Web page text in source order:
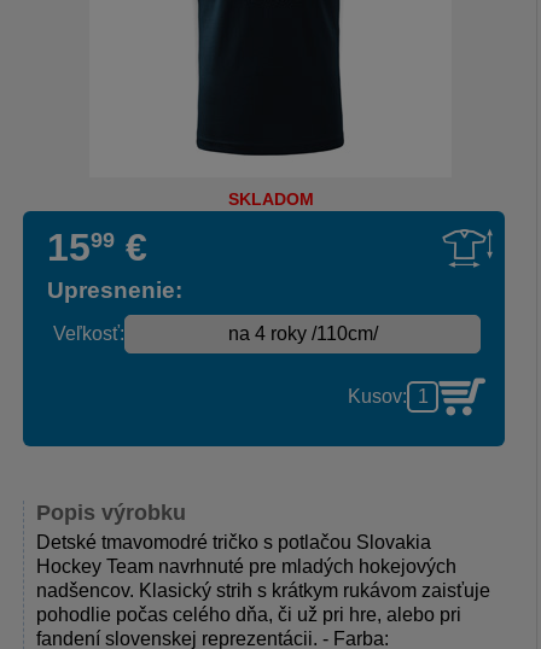
SKLADOM
Popis výrobku
Detské tmavomodré tričko s potlačou Slovakia
Hockey Team navrhnuté pre mladých hokejových
nadšencov. Klasický strih s krátkym rukávom zaisťuje
pohodlie počas celého dňa, či už pri hre, alebo pri
fandení slovenskej reprezentácii. - Farba:
1599 €
Upresnenie:
Veľkosť:
Kusov: